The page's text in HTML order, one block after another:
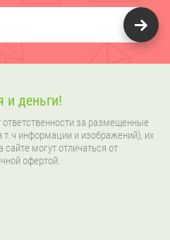
деньги!
за размещенные
информации и изображений), их
могут отличаться от
офертой.